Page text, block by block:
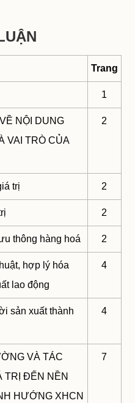
Trang
1
NỘI DUNG
VAI TRÒ CỦA
2
trị 2
2
thông hàng hoá 2
hợp lý hóa
lao động
4
sản xuất thành
4
VÀ TÁC
TRỊ ĐẾN NỀN
HƯỚNG XHCN
7